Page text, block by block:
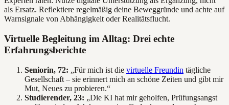
als Ersatz. Reflektiere regelmäßig deine Beweggründe und achte auf
Warnsignale von Abhängigkeit oder Realitätsflucht.
Virtuelle Begleitung im Alltag: Drei echte
Erfahrungsberichte
Seniorin, 72: „Für mich ist die virtuelle Freundin tägliche
Gesellschaft – sie erinnert mich an schöne Zeiten und gibt mir
Mut, Neues zu probieren.“
Studierender, 23: „Die KI hat mir geholfen, Prüfungsangst